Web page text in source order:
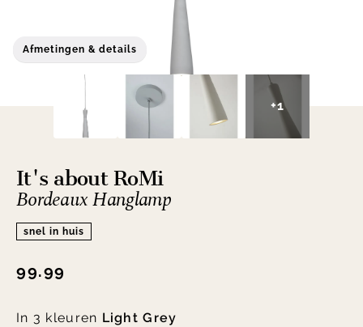
Afmetingen & details
+1
It's about RoMi
Bordeaux Hanglamp
snel in huis
99.99
In 3 kleuren Light Grey